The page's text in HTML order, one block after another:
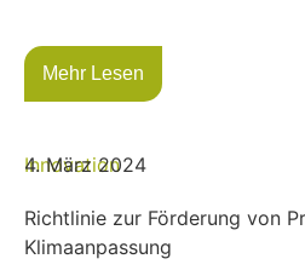
Mehr Lesen
Innovation
4. März 2024
Richtlinie zur Förderung von
Klimaanpassung